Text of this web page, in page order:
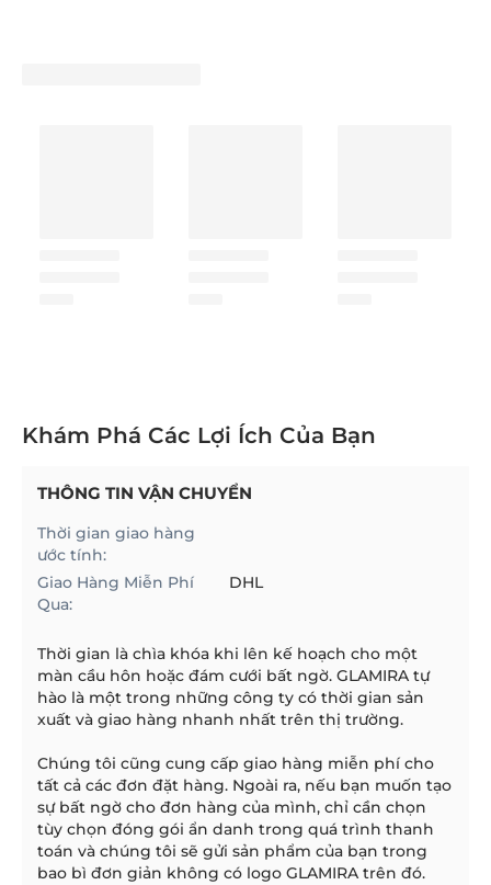
Khám Phá Các Lợi Ích Của Bạn
THÔNG TIN VẬN CHUYỂN
Thời gian giao hàng
ước tính:
Giao Hàng Miễn Phí
Qua:
DHL
Thời gian là chìa khóa khi lên kế hoạch cho một
màn cầu hôn hoặc đám cưới bất ngờ. GLAMIRA tự
hào là một trong những công ty có thời gian sản
xuất và giao hàng nhanh nhất trên thị trường.
Chúng tôi cũng cung cấp giao hàng miễn phí cho
tất cả các đơn đặt hàng. Ngoài ra, nếu bạn muốn tạo
sự bất ngờ cho đơn hàng của mình, chỉ cần chọn
tùy chọn đóng gói ẩn danh trong quá trình thanh
toán và chúng tôi sẽ gửi sản phẩm của bạn trong
bao bì đơn giản không có logo GLAMIRA trên đó.